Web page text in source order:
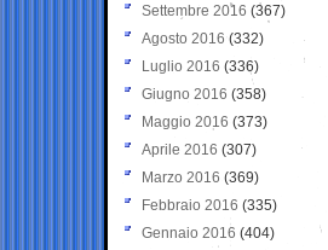
Settembre 2016 (367)
Agosto 2016 (332)
Luglio 2016 (336)
Giugno 2016 (358)
Maggio 2016 (373)
Aprile 2016 (307)
Marzo 2016 (369)
Febbraio 2016 (335)
Gennaio 2016 (404)